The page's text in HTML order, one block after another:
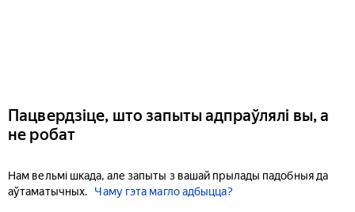
Пацвердзіце, што запыты адпраўлялі вы, а
не робат
Нам вельмі шкада, але запыты з вашай прылады падобныя да
аўтаматычных.
Чаму гэта магло адбыцца?